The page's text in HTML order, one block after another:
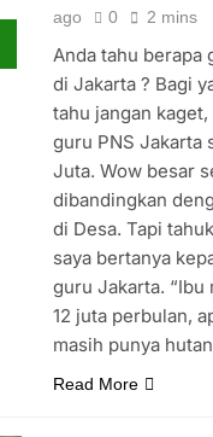
ago 0 2 mins
Anda tahu berapa
di Jakarta ? Bagi
tahu jangan
guru PNS Jakarta
Juta. Wow besar
dibandingkan
di Desa. Tapi
saya bertanya
guru Jakarta. “Ibu
12 juta perbulan,
masih punya
Read More